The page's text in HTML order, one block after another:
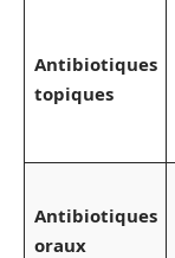
Antibiotiques
topiques
Antibiotiques
oraux